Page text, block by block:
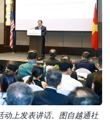
动上发表讲话。图自越通社